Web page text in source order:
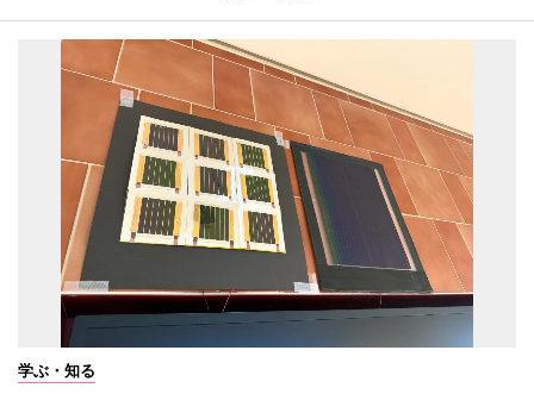
学ぶ・知る